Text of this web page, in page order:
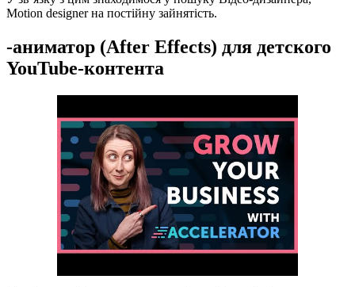
Motion designer на постійну зайнятість.
-аниматор (After Effects) для детского
YouTube-контента